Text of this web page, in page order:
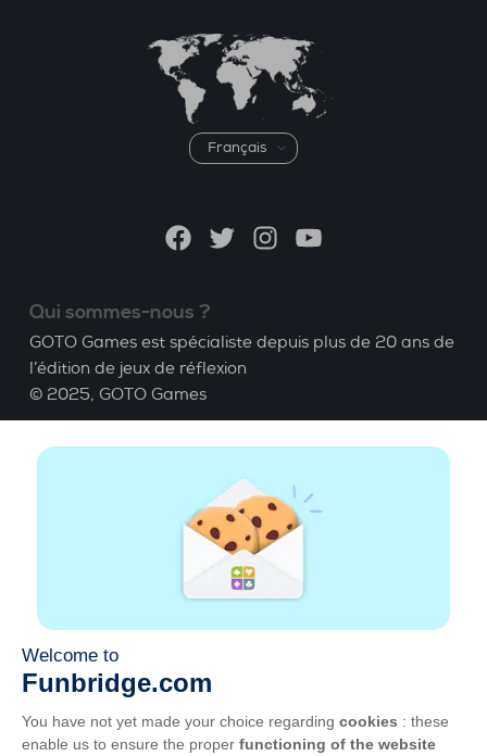
Choisir
une
FacebookTwitterInstagramYouTube
Qui sommes-nous ?
GOTO Games est spécialiste depuis plus de 20 ans de
l’édition de jeux de réflexion
© 2025, GOTO Games
A propos
Apprendre le Bridge
CGU|Mentions légales
Disponible partout
Jouez partout, tout le temps, sur smartphone,